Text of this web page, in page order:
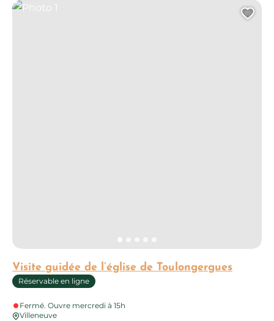
Visite guidée de l’église de Toulongergues
Réservable en ligne
Fermé. Ouvre mercredi à 15h
Villeneuve
Photo 1